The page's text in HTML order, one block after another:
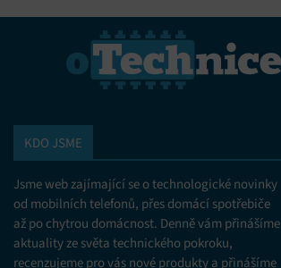
KDO JSME
Jsme web zajímající se o technologické novinky
od mobilních telefonů, přes domácí spotřebiče
až po chytrou domácnost. Denně vám přinášíme
aktuality ze světa technického pokroku,
recenzujeme pro vás nové produkty a přinášíme